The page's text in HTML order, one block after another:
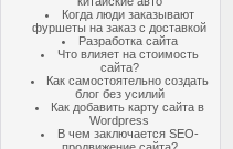
Когда люди заказывают
фуршеты на заказ с доставкой
Разработка сайта
Что влияет на стоимость
сайта?
Как самостоятельно создать
блог без усилий
Как добавить карту сайта в
Wordpress
В чем заключается SEO-